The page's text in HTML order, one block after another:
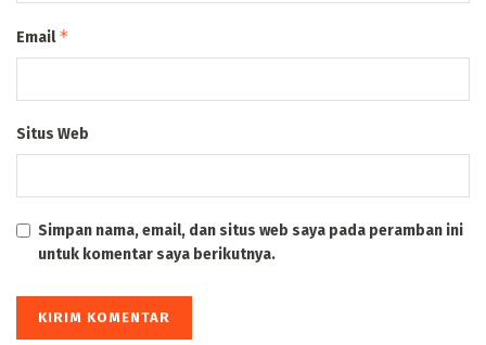
Email*
Situs Web
Simpan nama, email, dan situs web saya pada peramban ini
untuk komentar saya berikutnya.